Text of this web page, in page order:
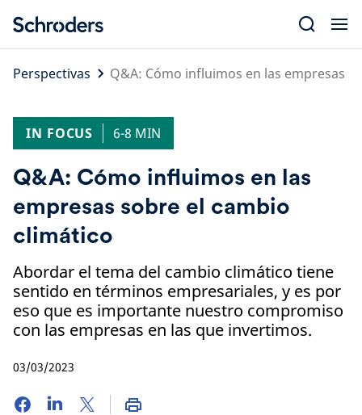
content
Perspectivas
Q&A: Cómo influimos en las empresas
IN FOCUS 6-8 MIN
Q&A: Cómo influimos en las
empresas sobre el cambio
climático
Abordar el tema del cambio climático tiene
sentido en términos empresariales, y es por
eso que es importante nuestro compromiso
con las empresas en las que invertimos.
03/03/2023